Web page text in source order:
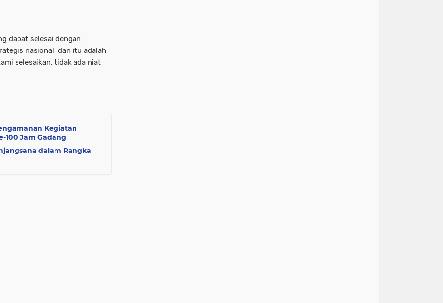
dapat selesai dengan
nasional, dan itu adalah
selesaikan, tidak ada niat
Kegiatan
100 Jam Gadang
dalam Rangka